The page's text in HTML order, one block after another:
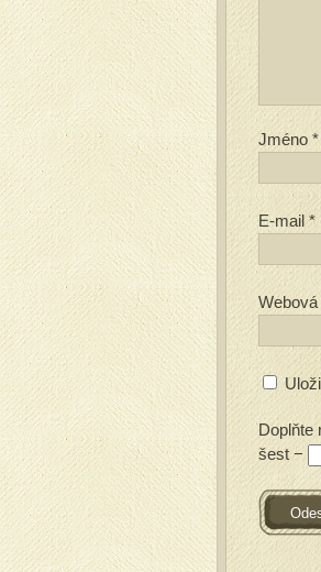
Jméno *
E-mail *
Doplňte
šest −